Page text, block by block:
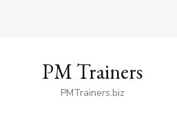
PM Trainers
PMTrainers.biz